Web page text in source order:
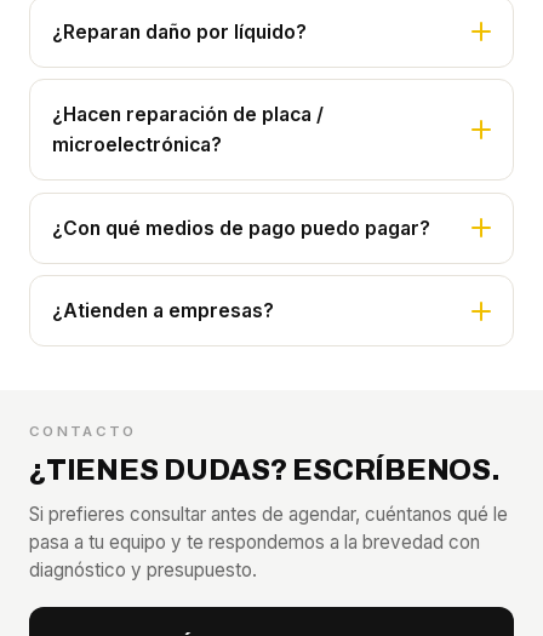
¿Reparan daño por líquido?
¿Hacen reparación de placa /
microelectrónica?
¿Con qué medios de pago puedo pagar?
¿Atienden a empresas?
CONTACTO
¿TIENES DUDAS? ESCRÍBENOS.
Si prefieres consultar antes de agendar, cuéntanos qué le
pasa a tu equipo y te respondemos a la brevedad con
diagnóstico y presupuesto.